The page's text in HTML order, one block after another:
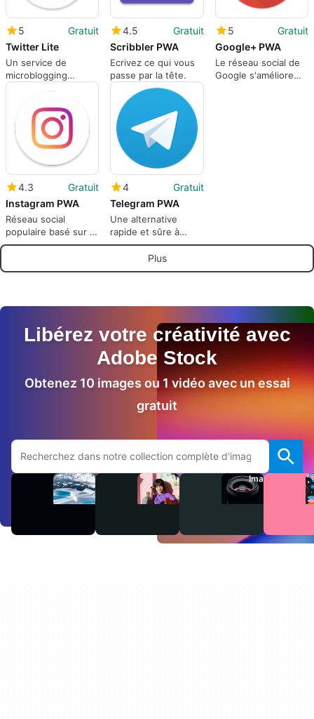
5
Gratuit
Twitter Lite
Un service de
microblogging
révolutionnaire
4.5
Gratuit
Scribbler PWA
Ecrivez ce qui vous
passe par la tête.
5
Gratuit
Google+ PWA
Le réseau social de
Google s'améliore
4.3
Gratuit
Instagram PWA
Réseau social
populaire basé sur la
photo
4
Gratuit
Telegram PWA
Une alternative
rapide et sûre à
WhatsApp
Plus
Libérez votre créativité avec
Adobe Stock
Obtenez 10 images ou 1 vidéo avec un essai
gratuit
Rechercher sur le site Adobe.com
Vidéos Audio Images